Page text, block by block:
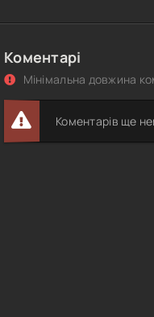
Коментарі
Мінімальна довжина
Коментарів ще